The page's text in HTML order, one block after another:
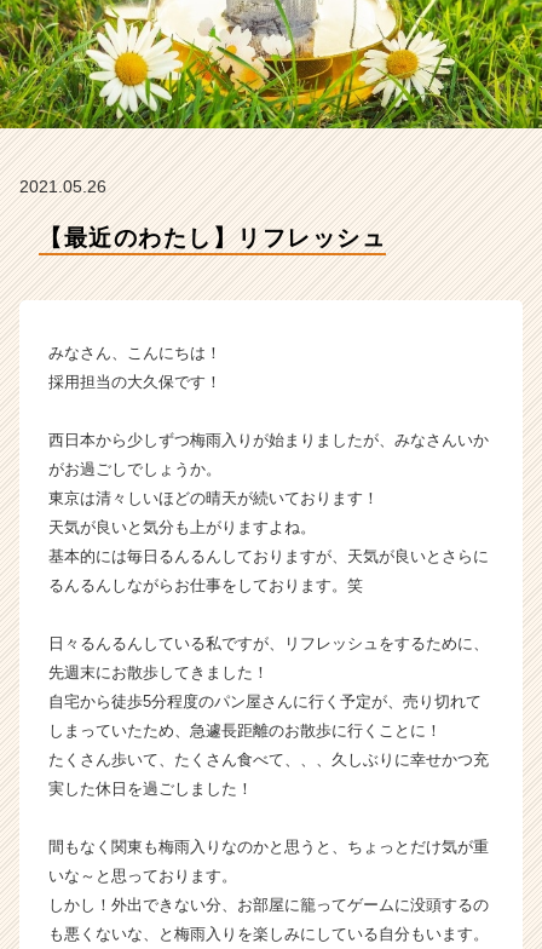
ラ
イ
ン】
|
ベ
ー・
成
企
か
ら
カ
ト
が
届
く
就
サ
ト
チ
ア
キ
ャ
ア
h
e
e
2021.05.26
【最近のわたし】リフレッシュ
みなさん、こんにちは！
採用担当の大久保です！
西日本から少しずつ梅雨入りが始まりましたが、みなさんいか
がお過ごしでしょうか。
東京は清々しいほどの晴天が続いております！
天気が良いと気分も上がりますよね。
基本的には毎日るんるんしておりますが、天気が良いとさらに
るんるんしながらお仕事をしております。笑
日々るんるんしている私ですが、リフレッシュをするために、
先週末にお散歩してきました！
自宅から徒歩5分程度のパン屋さんに行く予定が、売り切れて
しまっていたため、急遽長距離のお散歩に行くことに！
たくさん歩いて、たくさん食べて、、、久しぶりに幸せかつ充
実した休日を過ごしました！
間もなく関東も梅雨入りなのかと思うと、ちょっとだけ気が重
いな～と思っております。
しかし！外出できない分、お部屋に籠ってゲームに没頭するの
も悪くないな、と梅雨入りを楽しみにしている自分もいます。